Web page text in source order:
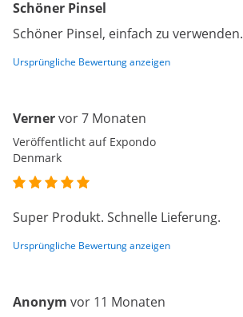
Schöner Pinsel
Schöner Pinsel, einfach zu verwenden.
Ursprüngliche Bewertung anzeigen
Vernervor 7 Monaten
Veröffentlicht auf Expondo
Denmark
Super Produkt. Schnelle Lieferung.
Ursprüngliche Bewertung anzeigen
Anonym vor 11 Monaten